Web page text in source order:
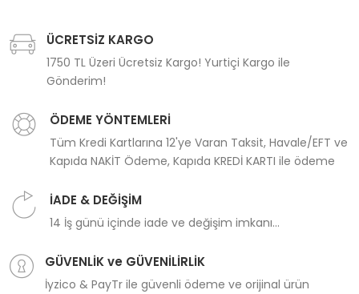
ÜCRETSİZ KARGO
1750 TL Üzeri Ücretsiz Kargo! Yurtiçi Kargo ile
Gönderim!
ÖDEME YÖNTEMLERİ
Tüm Kredi Kartlarına 12'ye Varan Taksit, Havale/EFT ve
Kapıda NAKİT Ödeme, Kapıda KREDİ KARTI ile ödeme
İADE & DEĞİŞİM
14 İş günü içinde iade ve değişim imkanı...
GÜVENLİK ve GÜVENİLİRLİK
İyzico & PayTr ile güvenli ödeme ve orijinal ürün